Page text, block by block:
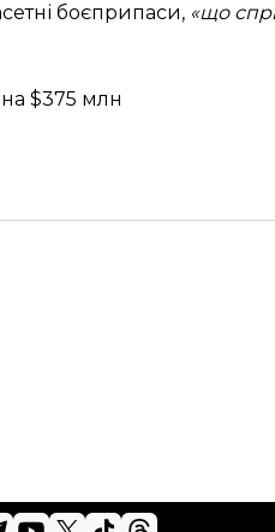
боєприпаси, «що
$375 млн